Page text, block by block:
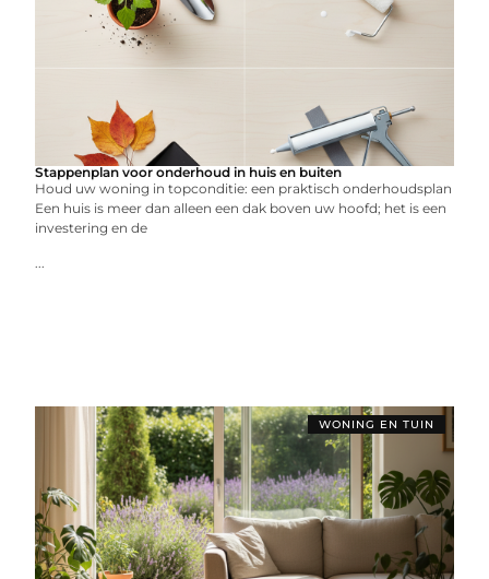
Stappenplan voor onderhoud in huis en buiten
Houd uw woning in topconditie: een praktisch onderhoudsplan
Een huis is meer dan alleen een dak boven uw hoofd; het is een
investering en de
...
WONING EN TUIN